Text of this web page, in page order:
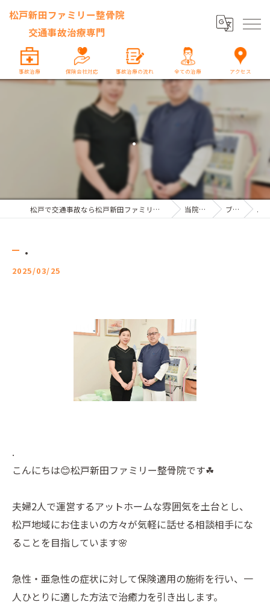
松戸新田ファミリー整骨院
交通事故治療専門
事故治療 保険会社対応 事故治療の流れ 全ての治療 アクセス
.
松戸で交通事故なら松戸新田ファミリー整骨院 交通事故治療専門 当院の特徴 ブログ .
.
2025/03/25
.
こんにちは😊松戸新田ファミリー整骨院です☘
夫婦2人で運営するアットホームな雰囲気を土台とし、
松戸地域にお住まいの方々が気軽に話せる相談相手にな
ることを目指しています🌸
急性・亜急性の症状に対して保険適用の施術を行い、一
人ひとりに適した方法で治癒力を引き出します。